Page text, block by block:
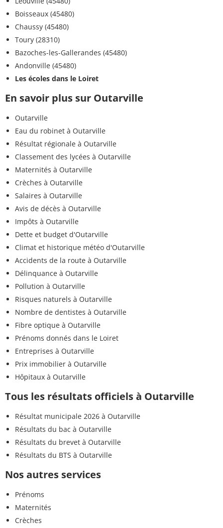
Boisseaux (45480)
Chaussy (45480)
Toury (28310)
Bazoches-les-Gallerandes (45480)
Andonville (45480)
Les écoles dans le Loiret
En savoir plus sur Outarville
Outarville
Eau du robinet à Outarville
Résultat régionale à Outarville
Classement des lycées à Outarville
Maternités à Outarville
Crèches à Outarville
Salaires à Outarville
Avis de décès à Outarville
Impôts à Outarville
Dette et budget d'Outarville
Climat et historique météo d'Outarville
Accidents de la route à Outarville
Délinquance à Outarville
Pollution à Outarville
Risques naturels à Outarville
Nombre de dentistes à Outarville
Fibre optique à Outarville
Prénoms donnés dans le Loiret
Entreprises à Outarville
Prix immobilier à Outarville
Hôpitaux à Outarville
Tous les résultats officiels à Outarville
Résultat municipale 2026 à Outarville
Résultats du bac à Outarville
Résultats du brevet à Outarville
Résultats du BTS à Outarville
Nos autres services
Prénoms
Maternités
Crèches